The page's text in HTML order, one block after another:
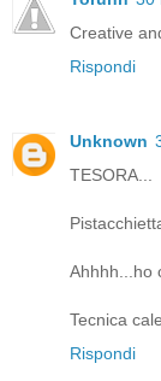
Creative
Rispondi
Unknown
TESORA...
Ahhhh...ho
Tecnica
Rispondi